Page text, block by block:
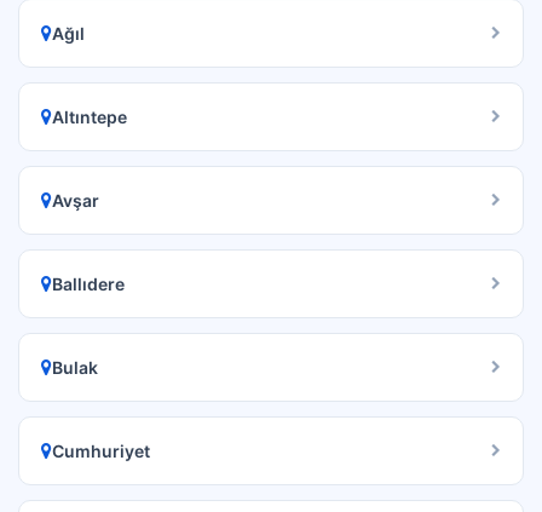
Ağıl
Altıntepe
Avşar
Ballıdere
Bulak
Cumhuriyet